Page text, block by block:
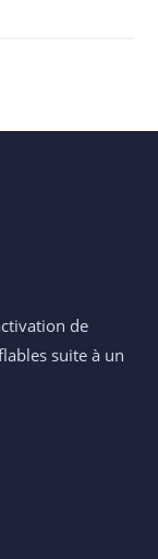
de
suite à un